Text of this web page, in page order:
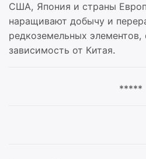
США, Япония и страны
наращивают добычу и
редкоземельных элементов,
зависимость от Китая.
*****